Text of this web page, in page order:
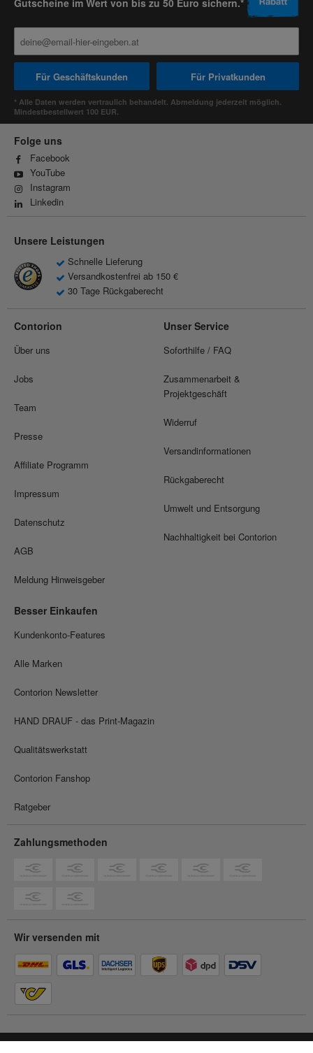
Gutscheine im Wert von bis zu 50 Euro sichern.*
Für Geschäftskunden Für Privatkunden
* Alle Daten werden vertraulich behandelt. Abmeldung jederzeit möglich.
Mindestbestellwert 100 EUR.
Folge uns
Facebook
YouTube
Instagram
Linkedin
Unsere Leistungen
Schnelle Lieferung
Versandkostenfrei ab 150 €
30 Tage Rückgaberecht
Contorion
Über uns
Jobs
Team
Presse
Affiliate Programm
Impressum
Datenschutz
AGB
Meldung Hinweisgeber
Unser Service
Soforthilfe / FAQ
Zusammenarbeit &
Projektgeschäft
Widerruf
Versandinformationen
Rückgaberecht
Umwelt und Entsorgung
Nachhaltigkeit bei Contorion
Besser Einkaufen
Kundenkonto-Features
Alle Marken
Contorion Newsletter
HAND DRAUF - das Print-Magazin
Qualitätswerkstatt
Contorion Fanshop
Ratgeber
Zahlungsmethoden
Wir versenden mit